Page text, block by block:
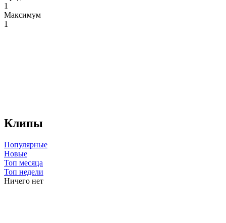
1
Максимум
1
Клипы
Популярные
Новые
Топ месяца
Топ недели
Ничего нет